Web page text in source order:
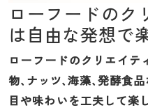
ローフードのク
は自由な発想で
ローフードのクリエイテ
物、ナッツ、海藻、発酵食
目や味わいを工夫して楽